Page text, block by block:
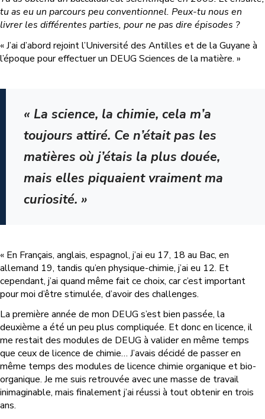
tu as eu un parcours peu conventionnel. Peux-tu nous en
livrer les différentes parties, pour ne pas dire épisodes ?
« J’ai d’abord rejoint l’Université des Antilles et de la Guyane à
l’époque pour effectuer un DEUG Sciences de la matière. »
« La science, la chimie, cela m’a
toujours attiré. Ce n’était pas les
matières où j’étais la plus douée,
mais elles piquaient vraiment ma
curiosité. »
« En Français, anglais, espagnol, j’ai eu 17, 18 au Bac, en
allemand 19, tandis qu’en physique-chimie, j’ai eu 12. Et
cependant, j’ai quand même fait ce choix, car c’est important
pour moi d’être stimulée, d’avoir des challenges.
La première année de mon DEUG s’est bien passée, la
deuxième a été un peu plus compliquée. Et donc en licence, il
me restait des modules de DEUG à valider en même temps
que ceux de licence de chimie… J’avais décidé de passer en
même temps des modules de licence chimie organique et bio-
organique. Je me suis retrouvée avec une masse de travail
inimaginable, mais finalement j’ai réussi à tout obtenir en trois
ans.